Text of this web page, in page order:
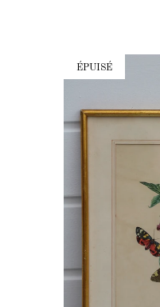
ÉPUISÉ